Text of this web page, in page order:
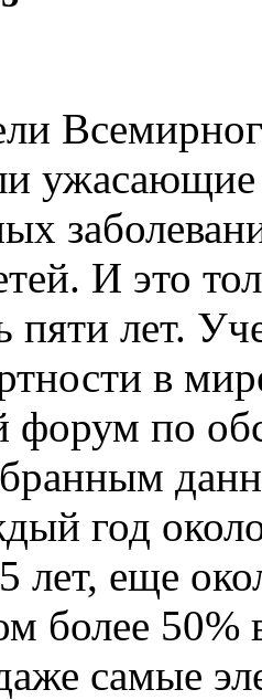
И это
пяти лет.
в
форум по
год
лет, еще
более 50%
самые